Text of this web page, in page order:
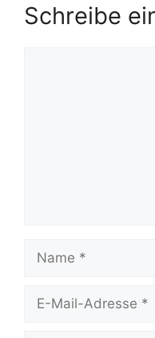
Schreibe
Mail-